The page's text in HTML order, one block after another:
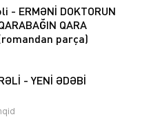
- ERMƏNİ DOKTORUN
QARA
parça)
- YENİ ƏDƏBİ